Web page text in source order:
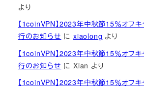
より
【1coinVPN】2023年中秋節15％オフキ
行のお知らせ にxiaolong より
【1coinVPN】2023年中秋節15％オフキ
行のお知らせ にXian より
【1coinVPN】2023年中秋節15％オフキ